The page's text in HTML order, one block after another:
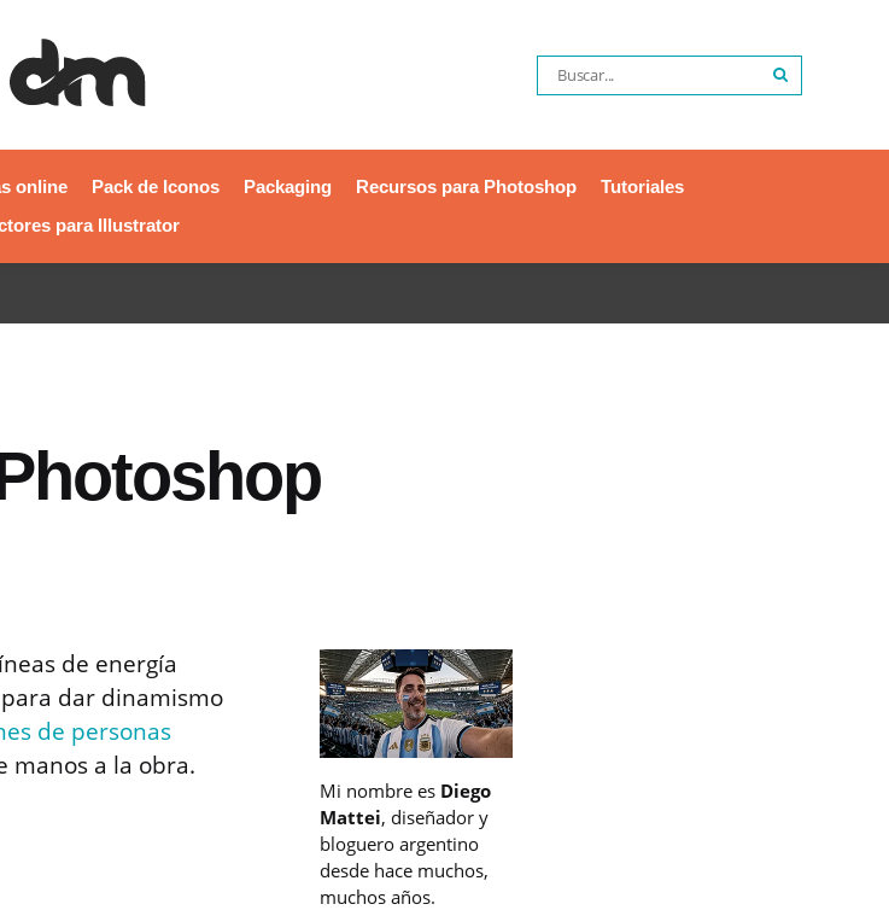
online Pack de Iconos Packaging Recursos para Photoshop
Tutoriales
para Illustrator
de energía
dar dinamismo
de personas
manos a la obra.
Mi nombre es Diego
Mattei, diseñador y
bloguero argentino
desde hace muchos,
muchos años.